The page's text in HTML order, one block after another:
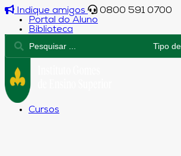
Indique amigos
0800 591 0700
Portal do Aluno
Biblioteca
Cursos